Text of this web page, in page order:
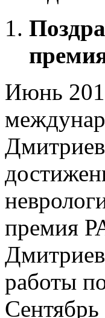
Июнь
премия
работы